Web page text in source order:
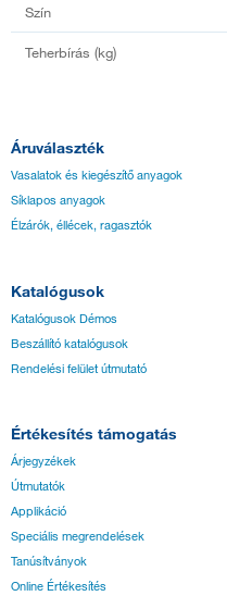
Szín
Teherbírás (kg)
Áruválaszték
Vasalatok és kiegészítő anyagok
Síklapos anyagok
Élzárók, éllécek, ragasztók
Katalógusok
Katalógusok Démos
Beszállító katalógusok
Rendelési felület útmutató
Értékesítés támogatás
Árjegyzékek
Útmutatók
Applikáció
Speciális megrendelések
Tanúsítványok
Online Értékesítés